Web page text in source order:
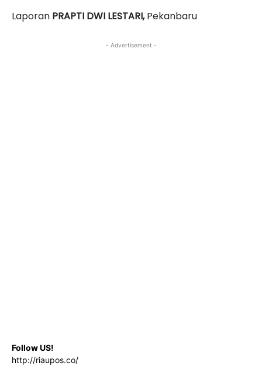
Laporan PRAPTI DWI LESTARI,Pekanbaru
- Advertisement -
Follow US!
http://riaupos.co/